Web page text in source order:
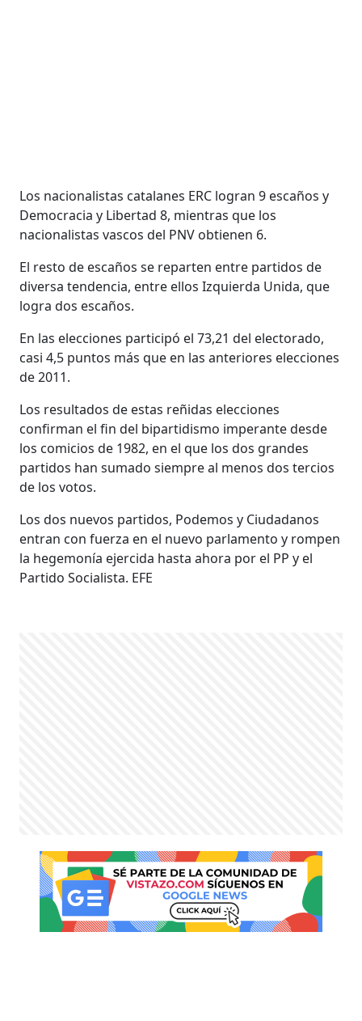
Los nacionalistas catalanes ERC logran 9 escaños y
Democracia y Libertad 8, mientras que los
nacionalistas vascos del PNV obtienen 6.
El resto de escaños se reparten entre partidos de
diversa tendencia, entre ellos Izquierda Unida, que
logra dos escaños.
En las elecciones participó el 73,21 del electorado,
casi 4,5 puntos más que en las anteriores elecciones
de 2011.
Los resultados de estas reñidas elecciones
confirman el fin del bipartidismo imperante desde
los comicios de 1982, en el que los dos grandes
partidos han sumado siempre al menos dos tercios
de los votos.
Los dos nuevos partidos, Podemos y Ciudadanos
entran con fuerza en el nuevo parlamento y rompen
la hegemonía ejercida hasta ahora por el PP y el
Partido Socialista. EFE